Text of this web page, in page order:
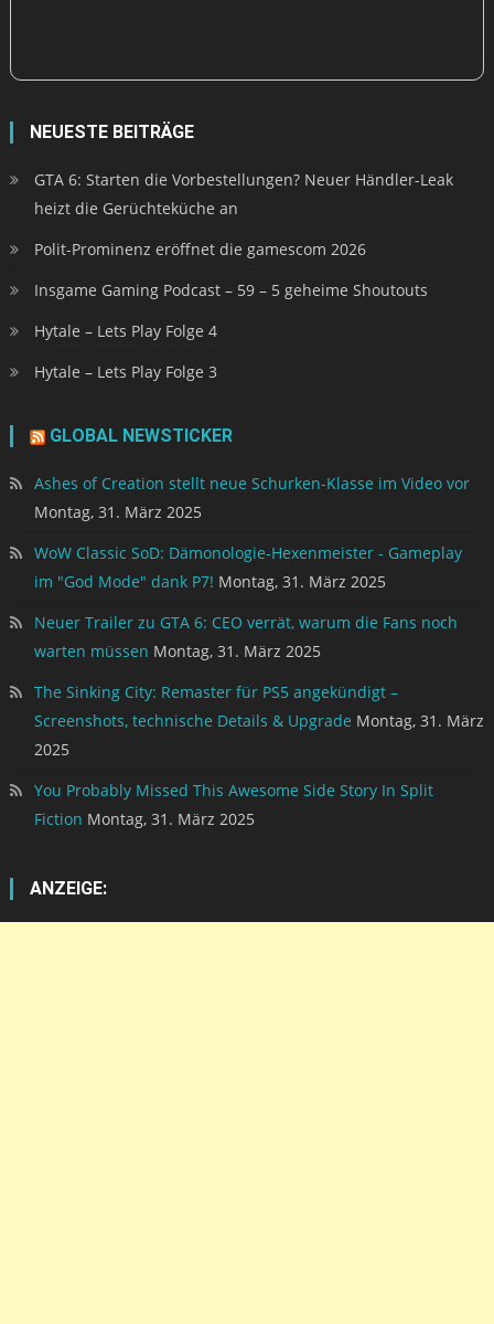
NEUESTE BEITRÄGE
GTA 6: Starten die Vorbestellungen? Neuer Händler-Leak
heizt die Gerüchteküche an
Polit-Prominenz eröffnet die gamescom 2026
Insgame Gaming Podcast – 59 – 5 geheime Shoutouts
Hytale – Lets Play Folge 4
Hytale – Lets Play Folge 3
GLOBAL NEWSTICKER
Ashes of Creation stellt neue Schurken-Klasse im Video vor
Montag, 31. März 2025
WoW Classic SoD: Dämonologie-Hexenmeister - Gameplay
im "God Mode" dank P7! Montag, 31. März 2025
Neuer Trailer zu GTA 6: CEO verrät, warum die Fans noch
warten müssen Montag, 31. März 2025
The Sinking City: Remaster für PS5 angekündigt –
Screenshots, technische Details & Upgrade Montag, 31. März
2025
You Probably Missed This Awesome Side Story In Split
Fiction Montag, 31. März 2025
ANZEIGE: